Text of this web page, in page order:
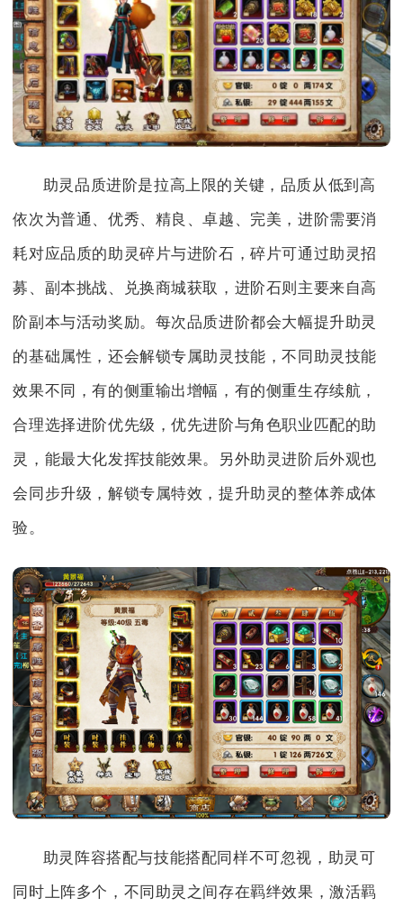
助灵品质进阶是拉高上限的关键，品质从低到高
依次为普通、优秀、精良、卓越、完美，进阶需要消
耗对应品质的助灵碎片与进阶石，碎片可通过助灵招
募、副本挑战、兑换商城获取，进阶石则主要来自高
阶副本与活动奖励。每次品质进阶都会大幅提升助灵
的基础属性，还会解锁专属助灵技能，不同助灵技能
效果不同，有的侧重输出增幅，有的侧重生存续航，
合理选择进阶优先级，优先进阶与角色职业匹配的助
灵，能最大化发挥技能效果。另外助灵进阶后外观也
会同步升级，解锁专属特效，提升助灵的整体养成体
验。
助灵阵容搭配与技能搭配同样不可忽视，助灵可
同时上阵多个，不同助灵之间存在羁绊效果，激活羁